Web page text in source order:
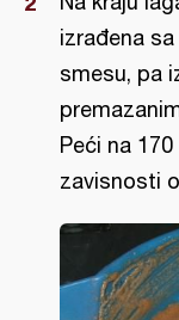
izrađena
smesu, pa
Peći na
zavisnosti